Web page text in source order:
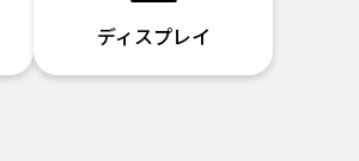
ディスプレイ